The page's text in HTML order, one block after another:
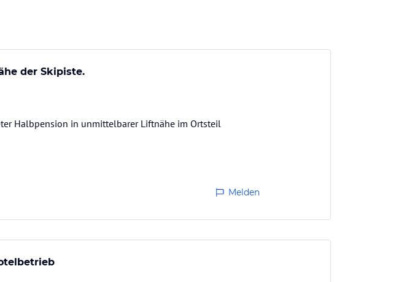
der Skipiste.
Halbpension in unmittelbarer Liftnähe im Ortsteil
Melden